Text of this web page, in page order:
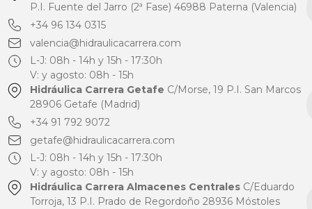
P.I. Fuente del Jarro (2ª Fase) 46988 Paterna (Valencia)
+34 96 134 0315
valencia@hidraulicacarrera.com
L-J: 08h - 14h y 15h - 17:30h
V: y agosto: 08h - 15h
Hidráulica Carrera Getafe C/Morse, 19 P.I. San Marcos
28906 Getafe (Madrid)
+34 91 792 9072
getafe@hidraulicacarrera.com
L-J: 08h - 14h y 15h - 17:30h
V: y agosto: 08h - 15h
Hidráulica Carrera Almacenes CentralesC/Eduardo
Torroja, 13 P.I. Prado de Regordoño 28936 Móstoles